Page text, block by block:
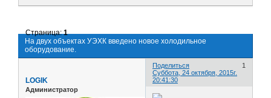
На двух объектах УЭХК введено новое холодильное
оборудование.
Страница:1
Поделиться
1
Суббота, 24 октября, 2015г.
20:41:30
LOGIK
Администратор